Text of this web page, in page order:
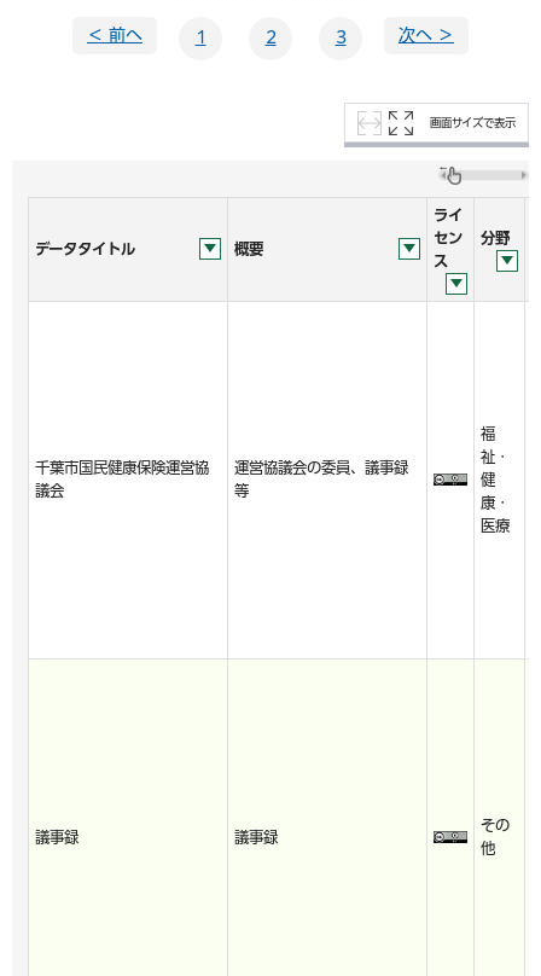
＜ 前へ 1 2 3 次へ ＞
画面サイズで表示
データタイトル 概要
ライ
セン
ス
分野
千葉市国民健康保険運営協
議会
運営協議会の委員、議事録
等
福
祉・
健
康・
医療
議事録 議事録
その
他